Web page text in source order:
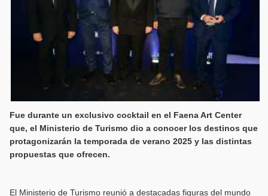
Fue durante un exclusivo cocktail en el Faena Art Center
que, el Ministerio de Turismo dio a conocer los destinos que
protagonizarán la temporada de verano 2025 y las distintas
propuestas que ofrecen.
El Ministerio de Turismo reunió a destacadas figuras del mundo